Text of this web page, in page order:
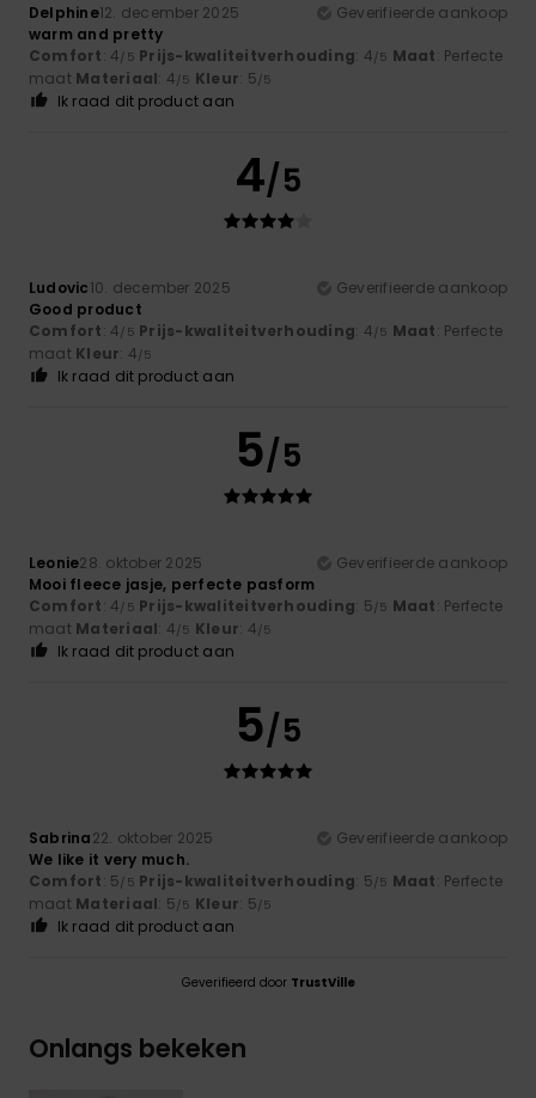
Delphine12. december 2025
Geverifieerde aankoop
warm and pretty
Comfort: 4/5 Prijs-kwaliteitverhouding: 4/5 Maat: Perfecte
maat Materiaal: 4/5 Kleur: 5/5
Ik raad dit product aan
4/5
Ludovic10. december 2025
Geverifieerde aankoop
Good product
Comfort: 4/5 Prijs-kwaliteitverhouding: 4/5 Maat: Perfecte
maat Kleur: 4/5
Ik raad dit product aan
5/5
Leonie28. oktober 2025
Geverifieerde aankoop
Mooi fleece jasje, perfecte pasform
Comfort: 4/5 Prijs-kwaliteitverhouding: 5/5 Maat: Perfecte
maat Materiaal: 4/5 Kleur: 4/5
Ik raad dit product aan
5/5
Sabrina22. oktober 2025
Geverifieerde aankoop
We like it very much.
Comfort: 5/5 Prijs-kwaliteitverhouding: 5/5 Maat: Perfecte
maat Materiaal: 5/5 Kleur: 5/5
Ik raad dit product aan
Geverifieerd door TrustVille
Onlangs bekeken